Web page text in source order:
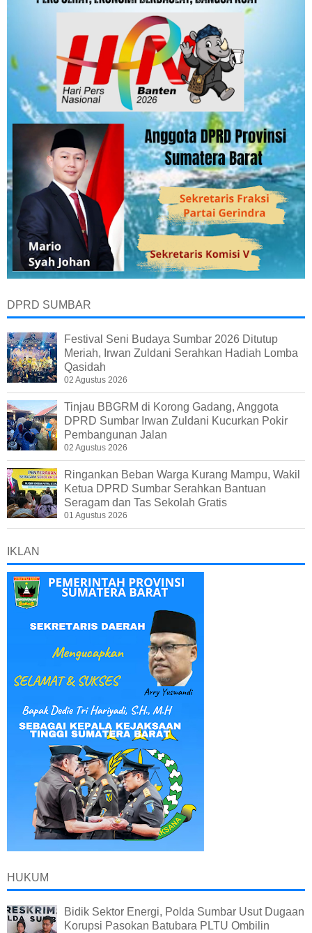
DPRD SUMBAR
Festival Seni Budaya Sumbar 2026 Ditutup
Meriah, Irwan Zuldani Serahkan Hadiah Lomba
Qasidah
02 Agustus 2026
Tinjau BBGRM di Korong Gadang, Anggota
DPRD Sumbar Irwan Zuldani Kucurkan Pokir
Pembangunan Jalan
02 Agustus 2026
Ringankan Beban Warga Kurang Mampu, Wakil
Ketua DPRD Sumbar Serahkan Bantuan
Seragam dan Tas Sekolah Gratis
01 Agustus 2026
IKLAN
HUKUM
Bidik Sektor Energi, Polda Sumbar Usut Dugaan
Korupsi Pasokan Batubara PLTU Ombilin